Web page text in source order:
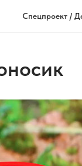
Спецпроект /